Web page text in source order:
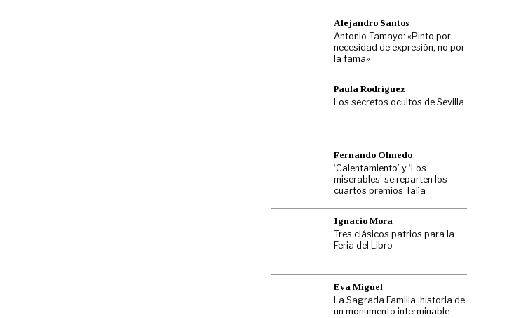
Alejandro Santos
Antonio Tamayo: «Pinto por
necesidad de expresión, no por
la fama»
Paula Rodríguez
Los secretos ocultos de Sevilla
Fernando Olmedo
‘Calentamiento’ y ‘Los
miserables’ se reparten los
cuartos premios Talía
Ignacio Mora
Tres clásicos patrios para la
Feria del Libro
Eva Miguel
La Sagrada Familia, historia de
un monumento interminable